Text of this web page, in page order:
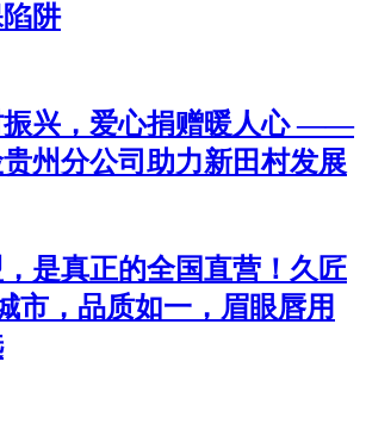
阱
振兴，爱心捐赠暖人心 ——
州分公司助力新田村发展
是真正的全国直营！久匠
市，品质如一，眉眼唇用